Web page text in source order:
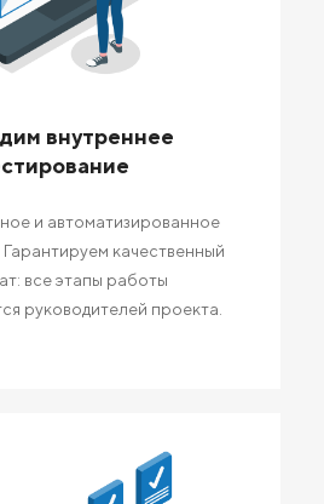
внутреннее
и автоматизированное
качественный
все этапы работы
руководителей проекта.